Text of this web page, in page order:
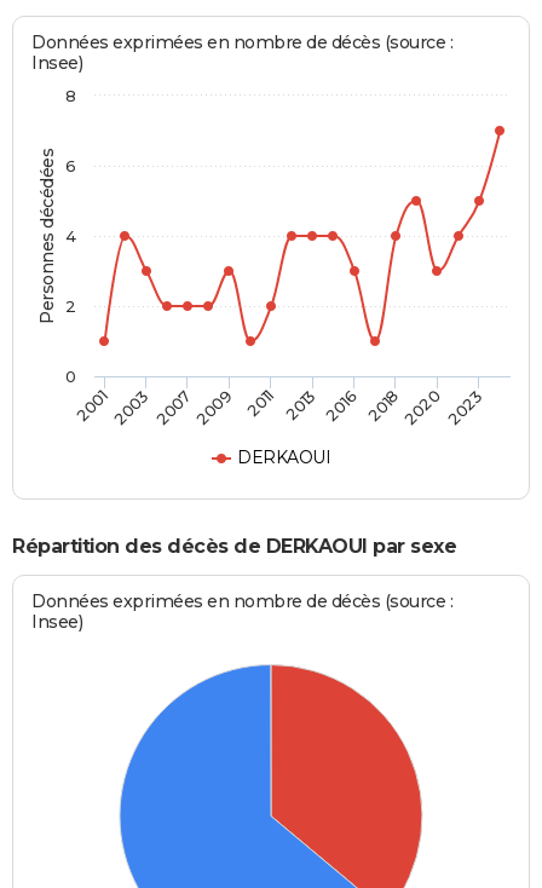
Personnes décédées
Données exprimées en nombre de décès (source :
Insee)
DERKAOUI
2001200320072009 2011 2013 2016 201820202023
0
2
4
6
8
Répartition des décès de DERKAOUI par sexe
Données exprimées en nombre de décès (source :
Insee)